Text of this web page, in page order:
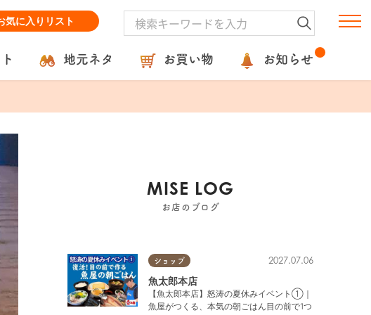
気に入りリスト
地元ネタ お買い物 お知らせ
MISE LOG
お店のブログ
ショップ 2027.07.06
魚太郎本店
【魚太郎本店】怒涛の夏休みイベント①｜
魚屋がつくる、本気の朝ごはん目の前で1つ